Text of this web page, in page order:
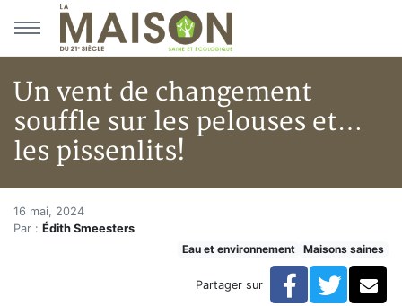
Aller au menu principal
Aller au contenu principal
Un vent de changement
souffle sur les pelouses et…
les pissenlits!
Accueil
Articles
Hypersensibilités environnementales
Un vent de changement souffle sur les pelouses et…
Un vent de changement
16 mai, 2024
Par : Édith Smeesters
Eau et environnement
Maisons saines
Partager sur Facebook